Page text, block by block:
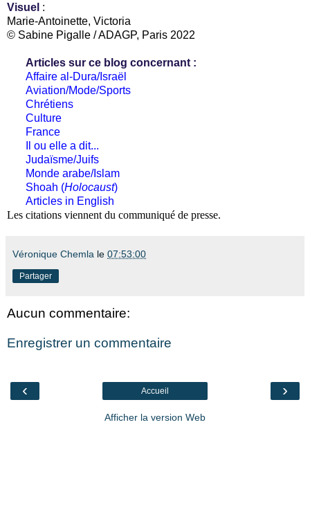
Visuel :
Marie-Antoinette, Victoria
© Sabine Pigalle / ADAGP, Paris 2022
Articles sur ce blog concernant :
Affaire al-Dura/Israël
Aviation/Mode/Sports
Chrétiens
Culture
France
Il ou elle a dit...
Judaïsme/Juifs
Monde arabe/Islam
Shoah (Holocaust)
Articles in English
Les citations viennent du communiqué de presse.
Véronique Chemla le 07:53:00
Partager
Aucun commentaire:
Enregistrer un commentaire
‹ ›
Accueil
Afficher la version Web